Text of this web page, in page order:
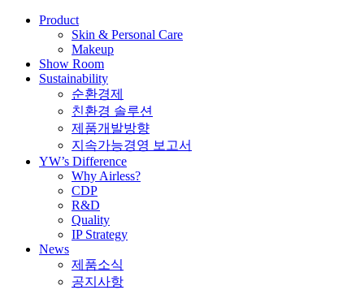
Product
Skin & Personal Care
Makeup
Show Room
Sustainability
순환경제
친환경 솔루션
제품개발방향
지속가능경영 보고서
YW’s Difference
Why Airless?
CDP
R&D
Quality
IP Strategy
News
제품소식
공지사항